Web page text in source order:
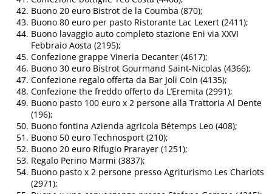
Buono 20 euro Bistrot de la Coumba (870);
Buono 80 euro per pasto Ristorante Lac Lexert (2411);
Buono lavaggio auto completo stazione Eni via XXVI
Febbraio Aosta (2195);
Confezione grappe Vineria Decanter (4617);
Buono 30 euro Bistrot Gourmand Saint-Nicolas (4366);
Confezione regalo offerta da Bar Joli Coin (4135);
Confezione the freddo offerto da L’Eremita (2991);
Buono pasto 100 euro x 2 persone alla Trattoria Al Dente
(196);
Buono fontina Azienda agricola Bétemps Leo (408);
Buono 50 euro Technosport (210);
Buono 20 euro Rifugio Prarayer (1251);
Regalo Perino Marmi (3837);
Buono pasto x 2 persone presso Agriturismo Les Chariots
(2971);